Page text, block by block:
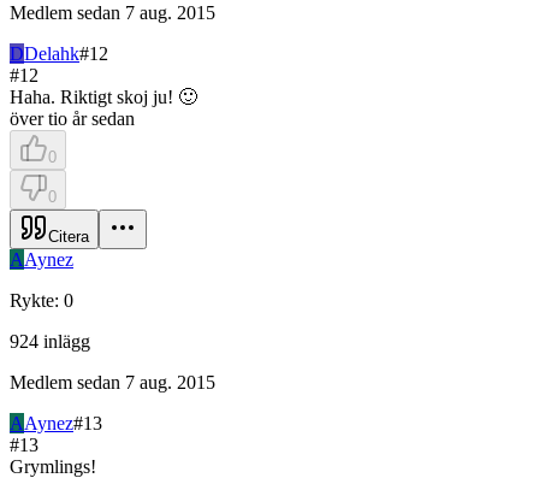
Medlem sedan 7 aug. 2015
DDelahk#12
#12
Haha. Riktigt skoj ju! 🙂
över tio år sedan
0
0
Citera
AAynez
Rykte: 0
924 inlägg
Medlem sedan 7 aug. 2015
AAynez#13
#13
Grymlings!